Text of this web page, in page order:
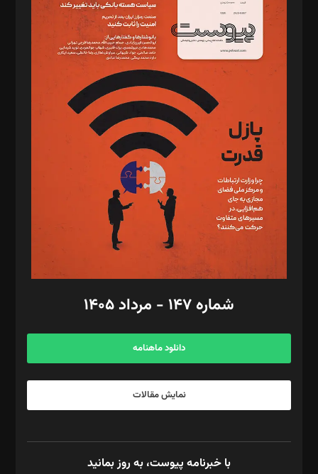
د‌بیر ناداستان: سمانه سمیع
د‌بیر خدمت و تجارت: ابوالفضل رجبی
د‌بیر حقوق فناوری: حسام‌الدین ایپکچی
د‌بیر پیوست جهان: مینا پاکدل
د‌بیر تحریریه آنلاین: بابک نقاش
تحریریه‌: مجتبی محمود‌ی، آرش برهمند، یسنا امان‌پور، سروش کرمیان،
مصطفی مسجدی آرانی، ابوالفضل رجبی، زهرا فکرانه، فائزه فتحی
رستمی،مصطفی باستان
ویرایش: نگار استاد‌‌آقا
طراح یونیفرم: مجید توکلی
فیلمبرداری و عکاسی: امیر شفیعی، مانی لطفی زاده
گرافیک و صفحه‌آرایی: سید‌سبحان‌علی ثابت
مد‌یر توسعه تجاری: کامبیز برید‌
امور مالی: شاپور رهبری، محمد‌ کاظمی‌نیا
آگهی و مشترکین: ۰۹۱۹۹۹۹۰۴۵۴
شماره ۱۴۷ - مرداد ۱۴۰۵
دانلود ماهنامه
نمایش مقالات
با خبرنامه پیوست، به روز بمانید